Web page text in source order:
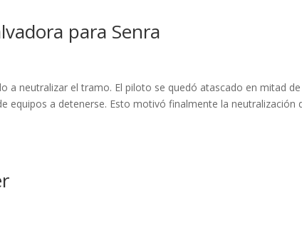
para Senra
a neutralizar el tramo. El piloto se quedó atascado en mitad
equipos a detenerse. Esto motivó finalmente la neutralización